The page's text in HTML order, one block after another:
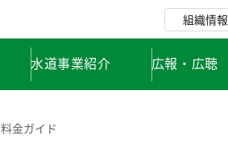
組織情報
水道事業紹介 広報・広聴
料金ガイド